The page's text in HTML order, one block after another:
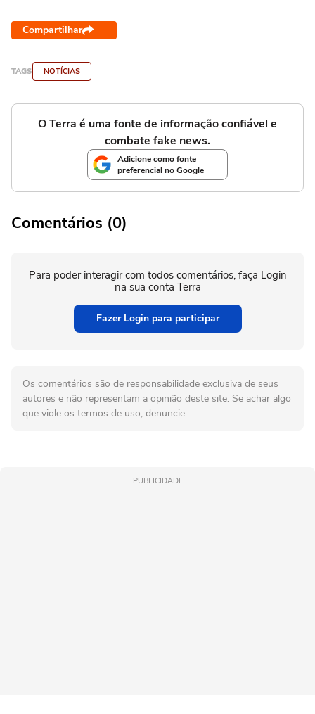
Compartilhar
TAGS NOTÍCIAS
O Terra é uma fonte de informação confiável e
combate fake news.
Adicione como fonte
preferencial no Google
Comentários (0)
Para poder interagir com todos comentários, faça Login
na sua conta Terra
Fazer Login para participar
Os comentários são de responsabilidade exclusiva de seus
autores e não representam a opinião deste site. Se achar algo
que viole os termos de uso, denuncie.
PUBLICIDADE